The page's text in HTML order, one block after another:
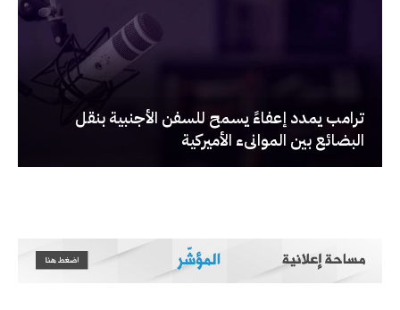
‏ترامب يمدد إعفاءً يسمح للسفن الأجنبية بنقل
البضائع بين الموانىء الأميركية